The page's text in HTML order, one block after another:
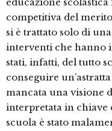
educazione
competitiva del
si è trattato solo di
interventi che hanno
stati, infatti, del tutto
conseguire
mancata una visione
interpretata in chiave
scuola è stato